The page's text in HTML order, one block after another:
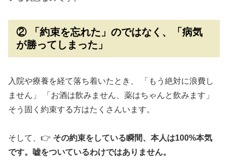
② 「約束を忘れた」のではなく、「病気
が勝ってしまった」
入院や療養を経て落ち着いたとき、 「もう絶対に浪費し
ません」 「お酒は飲みません、薬はちゃんと飲みます」
そう固く約束する方はたくさんいます。
そして、👉 その約束をしている瞬間、本人は100%本気
です。嘘をついているわけではありません。